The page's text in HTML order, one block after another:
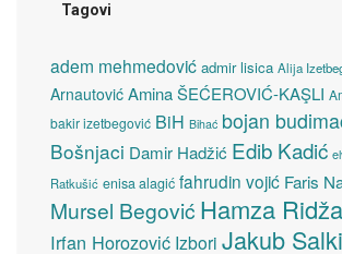
Tagovi
adem mehmedović admir lisica Alija
Arnautović Amina ŠEĆEROVIĆ-KAŞLI
bakir izetbegović BiH Bihać bojan
Bošnjaci Damir Hadžić Edib Kadić
Ratkušić enisa alagić fahrudin vojić Faris
Mursel Begović Hamza
Irfan Horozović Izbori Jakub